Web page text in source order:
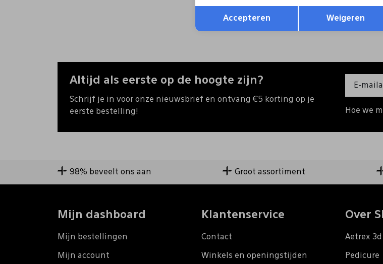
Altijd als eerste op de hoogte zijn?
Schrijf je in voor onze nieuwsbrief en ontvang €5 korting op je
eerste bestelling!
Hoe we
98% beveelt ons aan Groot assortiment
Mijn dashboard
Mijn bestellingen
Mijn account
Klantenservice
Contact
Winkels en openingstijden
Over
Aetrex
Pedicure
Accepteren Weigeren